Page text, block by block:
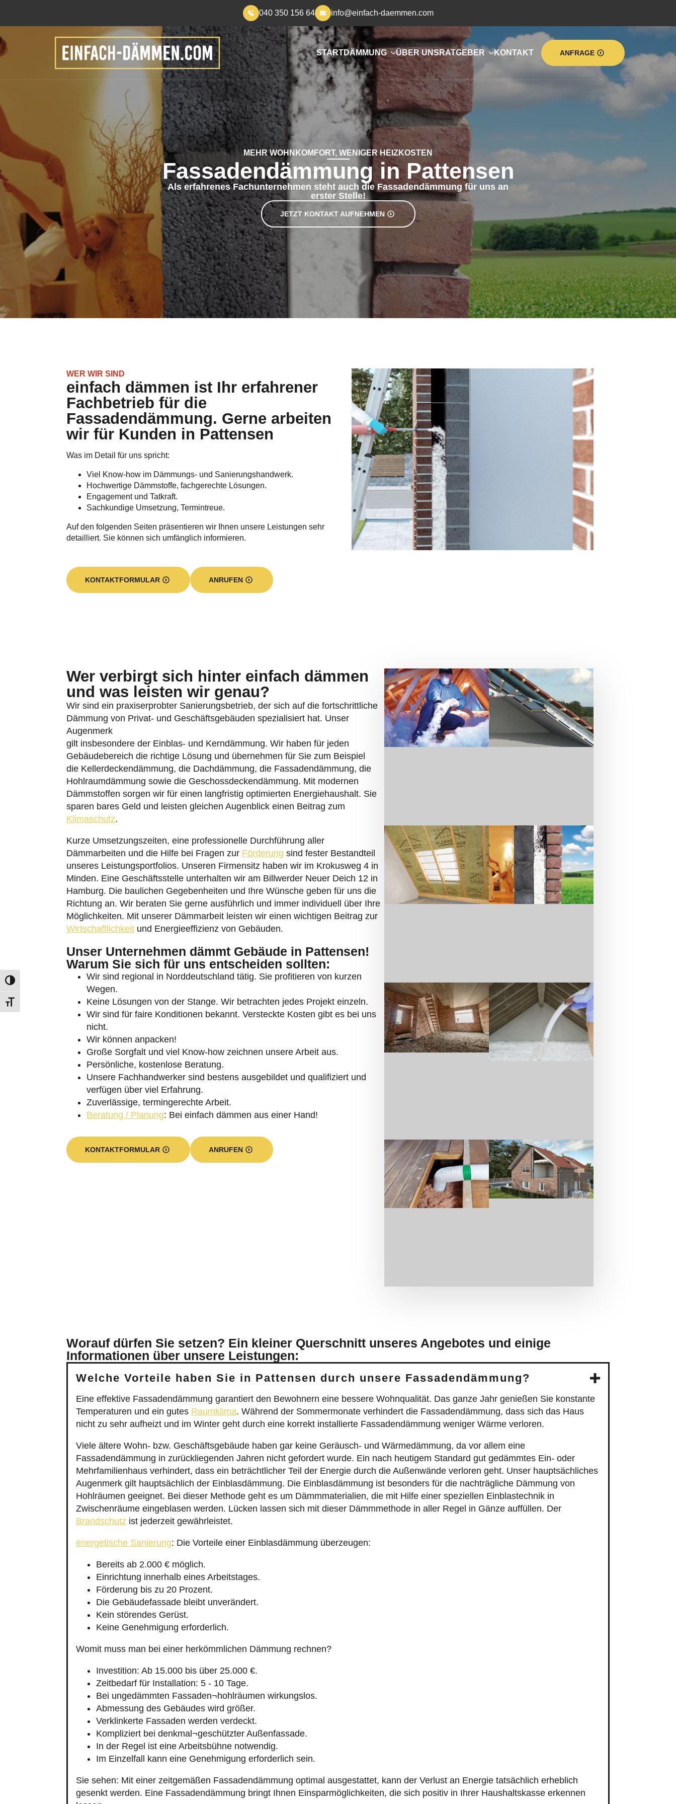
Umschalten auf hohe Kontraste
Schrift vergrößern
040 350 156 64 info@einfach-daemmen.com
STARTDÄMMUNG ÜBER UNS RATGEBER KONTAKT ANFRAGE
MEHR WOHNKOMFORT, WENIGER HEIZKOSTEN
Fassadendämmung in Pattensen
Als erfahrenes Fachunternehmen steht auch die Fassadendämmung für uns an
erster Stelle!
JETZT KONTAKT AUFNEHMEN
WER WIR SIND
einfach dämmen ist Ihr erfahrener
Fachbetrieb für die
Fassadendämmung. Gerne arbeiten
wir für Kunden in Pattensen
Was im Detail für uns spricht:
Viel Know-how im Dämmungs- und Sanierungshandwerk.
Hochwertige Dämmstoffe, fachgerechte Lösungen.
Engagement und Tatkraft.
Sachkundige Umsetzung, Termintreue.
Auf den folgenden Seiten präsentieren wir Ihnen unsere Leistungen sehr
detailliert. Sie können sich umfänglich informieren.
KONTAKTFORMULAR ANRUFEN
Wer verbirgt sich hinter einfach dämmen
und was leisten wir genau?
Wir sind ein praxiserprobter Sanierungsbetrieb, der sich auf die fortschrittliche
Dämmung von Privat- und Geschäftsgebäuden spezialisiert hat. Unser
Augenmerk
gilt insbesondere der Einblas- und Kerndämmung. Wir haben für jeden
Gebäudebereich die richtige Lösung und übernehmen für Sie zum Beispiel
die Kellerdeckendämmung, die Dachdämmung, die Fassadendämmung, die
Hohlraumdämmung sowie die Geschossdeckendämmung. Mit modernen
Dämmstoffen sorgen wir für einen langfristig optimierten Energiehaushalt. Sie
sparen bares Geld und leisten gleichen Augenblick einen Beitrag zum
Klimaschutz.
Kurze Umsetzungszeiten, eine professionelle Durchführung aller
Dämmarbeiten und die Hilfe bei Fragen zur Förderung sind fester Bestandteil
unseres Leistungsportfolios. Unseren Firmensitz haben wir im Krokusweg 4 in
Minden. Eine Geschäftsstelle unterhalten wir am Billwerder Neuer Deich 12 in
Hamburg. Die baulichen Gegebenheiten und Ihre Wünsche geben für uns die
Richtung an. Wir beraten Sie gerne ausführlich und immer individuell über Ihre
Möglichkeiten. Mit unserer Dämmarbeit leisten wir einen wichtigen Beitrag zur
Wirtschaftlichkeit und Energieeffizienz von Gebäuden.
Unser Unternehmen dämmt Gebäude in Pattensen!
Warum Sie sich für uns entscheiden sollten:
Wir sind regional in Norddeutschland tätig. Sie profitieren von kurzen
Wegen.
Keine Lösungen von der Stange. Wir betrachten jedes Projekt einzeln.
Wir sind für faire Konditionen bekannt. Versteckte Kosten gibt es bei uns
nicht.
Wir können anpacken!
Große Sorgfalt und viel Know-how zeichnen unsere Arbeit aus.
Persönliche, kostenlose Beratung.
Unsere Fachhandwerker sind bestens ausgebildet und qualifiziert und
verfügen über viel Erfahrung.
Zuverlässige, termingerechte Arbeit.
Beratung / Planung: Bei einfach dämmen aus einer Hand!
KONTAKTFORMULAR ANRUFEN
Worauf dürfen Sie setzen? Ein kleiner Querschnitt unseres Angebotes und einige
Informationen über unsere Leistungen:
Welche Vorteile haben Sie in Pattensen durch unsere Fassadendämmung?
Eine effektive Fassadendämmung garantiert den Bewohnern eine bessere Wohnqualität. Das ganze Jahr genießen Sie konstante
Temperaturen und ein gutes Raumklima. Während der Sommermonate verhindert die Fassadendämmung, dass sich das Haus
nicht zu sehr aufheizt und im Winter geht durch eine korrekt installierte Fassadendämmung weniger Wärme verloren.
Viele ältere Wohn- bzw. Geschäftsgebäude haben gar keine Geräusch- und Wärmedämmung, da vor allem eine
Fassadendämmung in zurückliegenden Jahren nicht gefordert wurde. Ein nach heutigem Standard gut gedämmtes Ein- oder
Mehrfamilienhaus verhindert, dass ein beträchtlicher Teil der Energie durch die Außenwände verloren geht. Unser hauptsächliches
Augenmerk gilt hauptsächlich der Einblasdämmung. Die Einblasdämmung ist besonders für die nachträgliche Dämmung von
Hohlräumen geeignet. Bei dieser Methode geht es um Dämmmaterialien, die mit Hilfe einer speziellen Einblastechnik in
Zwischenräume eingeblasen werden. Lücken lassen sich mit dieser Dämmmethode in aller Regel in Gänze auffüllen. Der
Brandschutz ist jederzeit gewährleistet.
energetische Sanierung: Die Vorteile einer Einblasdämmung überzeugen:
Bereits ab 2.000 € möglich.
Einrichtung innerhalb eines Arbeitstages.
Förderung bis zu 20 Prozent.
Die Gebäudefassade bleibt unverändert.
Kein störendes Gerüst.
Keine Genehmigung erforderlich.
Womit muss man bei einer herkömmlichen Dämmung rechnen?
Investition: Ab 15.000 bis über 25.000 €.
Zeitbedarf für Installation: 5 - 10 Tage.
Bei ungedämmten Fassaden¬hohlräumen wirkungslos.
Abmessung des Gebäudes wird größer.
Verklinkerte Fassaden werden verdeckt.
Kompliziert bei denkmal¬geschützter Außenfassade.
In der Regel ist eine Arbeitsbühne notwendig.
Im Einzelfall kann eine Genehmigung erforderlich sein.
Sie sehen: Mit einer zeitgemäßen Fassadendämmung optimal ausgestattet, kann der Verlust an Energie tatsächlich erheblich
gesenkt werden. Eine Fassadendämmung bringt Ihnen Einsparmöglichkeiten, die sich positiv in Ihrer Haushaltskasse erkennen